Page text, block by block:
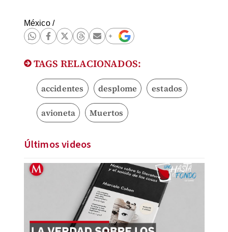
México/
TAGS RELACIONADOS:
accidentes desplome estados
avioneta Muertos
Últimos videos